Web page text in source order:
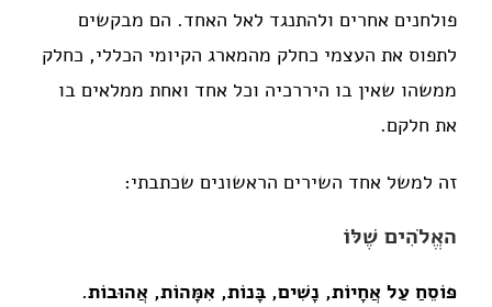
פולחנים אחרים ולהתנגד לאל האחד. הם מבקשים
לתפוס את העצמי כחלק מהמארג הקיומי הכללי, כחלק
ממשהו שאין בו היררכיה וכל אחד ואחת ממלאים בו
את חלקם.
זה למשל אחד השירים הראשונים שכתבתי:
האֱלֹהִים שֶׁלּוֹ
פּוֹסֵחַ עַל אֲחָיוֹת, נָשִׁים, בָּנוֹת, אִמָּהוֹת, אֲהוּבוֹת.